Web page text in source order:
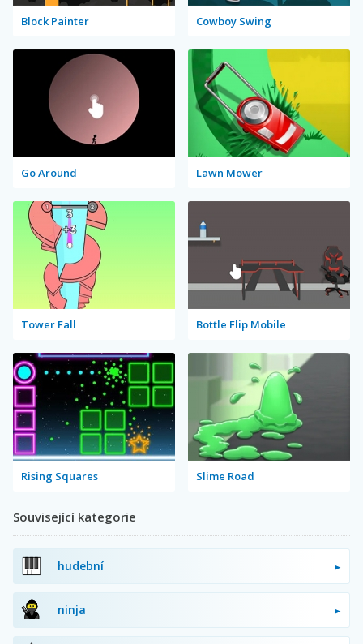
Block Painter Cowboy Swing
Go Around Lawn Mower
Tower Fall Bottle Flip Mobile
Rising Squares Slime Road
Související kategorie
hudební
ninja